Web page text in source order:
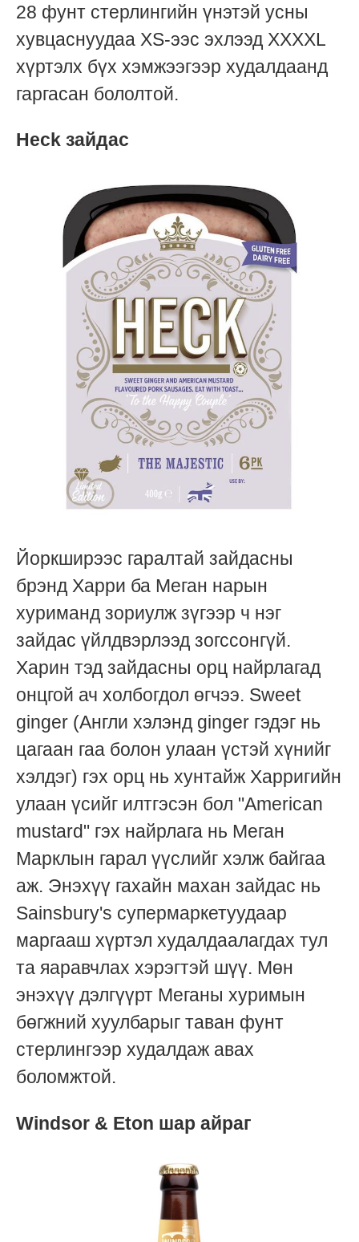
28 фунт стерлингийн үнэтэй усны
хувцаснуудаа XS-ээс эхлээд XXXXL
хүртэлх бүх хэмжээгээр худалдаанд
гаргасан бололтой.
Heck зайдас
Йоркширээс гаралтай зайдасны
брэнд Харри ба Меган нарын
хуриманд зориулж зүгээр ч нэг
зайдас үйлдвэрлээд зогссонгүй.
Харин тэд зайдасны орц найрлагад
онцгой ач холбогдол өгчээ. Sweet
ginger (Англи хэлэнд ginger гэдэг нь
цагаан гаа болон улаан үстэй хүнийг
хэлдэг) гэх орц нь хунтайж Харригийн
улаан үсийг илтгэсэн бол "American
mustard" гэх найрлага нь Меган
Марклын гарал үүслийг хэлж байгаа
аж. Энэхүү гахайн махан зайдас нь
Sainsbury's супермаркетуудаар
маргааш хүртэл худалдаалагдах тул
та яаравчлах хэрэгтэй шүү. Мөн
энэхүү дэлгүүрт Меганы хуримын
бөгжний хуулбарыг таван фунт
стерлингээр худалдаж авах
боломжтой.
Windsor & Eton шар айраг